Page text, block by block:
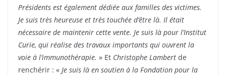
Présidents est également dédiée aux familles des victimes.
Je suis très heureuse et très touchée d’être là. Il était
nécessaire de maintenir cette vente. Je suis là pour l’Institut
Curie, qui réalise des travaux importants qui ouvrent la
voie à l’immunothérapie. » Et Christophe Lambert de
renchérir : « Je suis là en soutien à la Fondation pour la